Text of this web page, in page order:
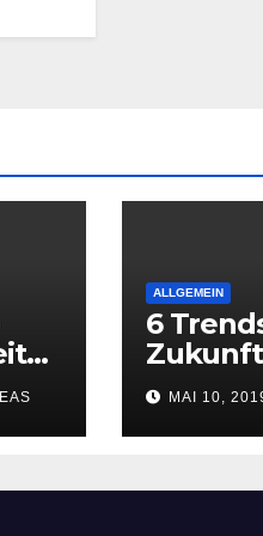
ALLGEMEIN
6
MAI 10,